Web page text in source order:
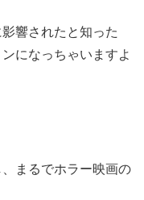
響されたと知った
になっちゃいますよ
まるでホラー映画の